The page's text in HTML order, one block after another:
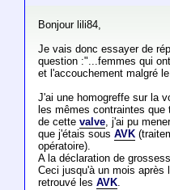
Bonjour lili84,
Je vais donc essayer de
question :"...femmes qui
et l'accouchement malgré
J'ai une homogreffe sur la
les mêmes contraintes
de cette valve, j'ai pu
que j'étais sous AVK
opératoire).
A la déclaration de
Ceci jusqu'à un mois après
retrouvé les AVK.